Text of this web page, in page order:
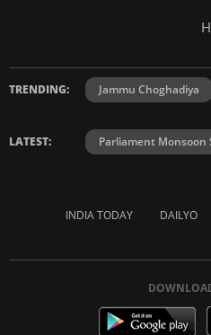
TRENDING: Jammu Choghadiya
LATEST: Parliament Monsoon
INDIA TODAY DAILYO